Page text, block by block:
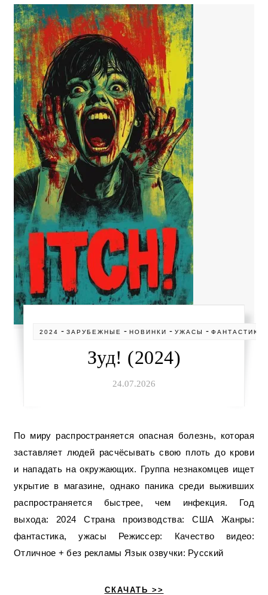
2024 -ЗАРУБЕЖНЫЕ -НОВИНКИ -УЖАСЫ -ФАНТАСТИКА
Зуд! (2024)
24.07.2026
По миру распространяется опасная болезнь, которая
заставляет людей расчёсывать свою плоть до крови
и нападать на окружающих. Группа незнакомцев ищет
укрытие в магазине, однако паника среди выживших
распространяется быстрее, чем инфекция. Год
выхода: 2024 Страна производства: США Жанры:
фантастика, ужасы Режиссер: Качество видео:
Отличное + без рекламы Язык озвучки: Русский
СКАЧАТЬ >>